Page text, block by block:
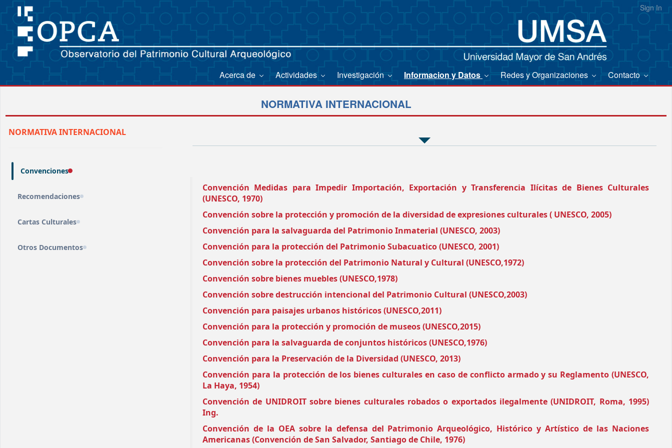
Sign In
Acerca de Actividades Investigación Informacion y Datos Redes y Organizaciones Contacto
NORMATIVA INTERNACIONAL
NORMATIVA INTERNACIONAL
Convenciones
Recomendaciones
Cartas Culturales
Otros Documentos
Convención Medidas para Impedir Importación, Exportación y Transferencia Ilícitas de Bienes Culturales
(UNESCO, 1970)
Convención sobre la protección y promoción de la diversidad de expresiones culturales ( UNESCO, 2005)
Convención para la salvaguarda del Patrimonio Inmaterial (UNESCO, 2003)
Convención para la protección del Patrimonio Subacuatico (UNESCO, 2001)
Convención sobre la protección del Patrimonio Natural y Cultural (UNESCO,1972)
Convención sobre bienes muebles (UNESCO,1978)
Convención sobre destrucción intencional del Patrimonio Cultural (UNESCO,2003)
Convención para paisajes urbanos históricos (UNESCO,2011)
Convención para la protección y promoción de museos (UNESCO,2015)
Convención para la salvaguarda de conjuntos históricos (UNESCO,1976)
Convención para la Preservación de la Diversidad (UNESCO, 2013)
Convención para la protección de los bienes culturales en caso de conflicto armado y su Reglamento (UNESCO,
La Haya, 1954)
Convención de UNIDROIT sobre bienes culturales robados o exportados ilegalmente (UNIDROIT, Roma, 1995)
Ing.
Convención de la OEA sobre la defensa del Patrimonio Arqueológico, Histórico y Artístico de las Naciones
Americanas (Convención de San Salvador, Santiago de Chile, 1976)